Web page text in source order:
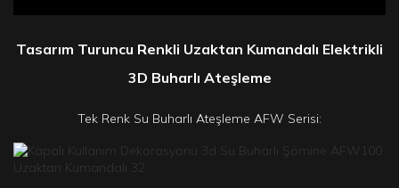
Tasarım Turuncu Renkli Uzaktan Kumandalı Elektrikli
3D Buharlı Ateşleme
Tek Renk Su Buharlı Ateşleme AFW Serisi: